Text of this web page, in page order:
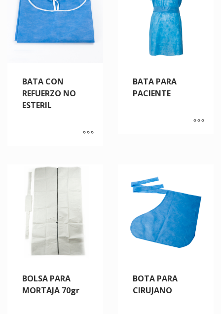
BATA CON
REFUERZO NO
ESTERIL
BATA PARA
PACIENTE
BOLSA PARA
MORTAJA 70gr
BOTA PARA
CIRUJANO